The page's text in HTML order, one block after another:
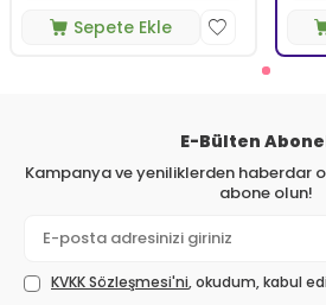
Sepete Ekle
E-Bülten
Kampanya ve yeniliklerden haberdar
abone olun!
KVKK Sözleşmesi'ni, okudum, kabul